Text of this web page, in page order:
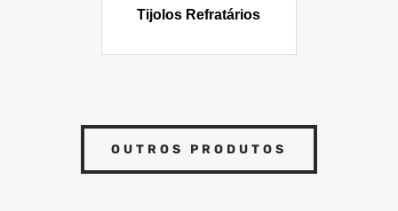
Tijolos Refratários
OUTROS PRODUTOS